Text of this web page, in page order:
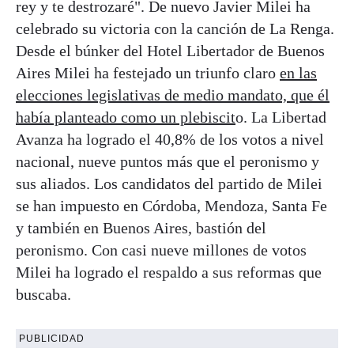
rey y te destrozaré". De nuevo Javier Milei ha
celebrado su victoria con la canción de La Renga.
Desde el búnker del Hotel Libertador de Buenos
Aires Milei ha festejado un triunfo claro en las
elecciones legislativas de medio mandato, que él
había planteado como un plebiscito. La Libertad
Avanza ha logrado el 40,8% de los votos a nivel
nacional, nueve puntos más que el peronismo y
sus aliados. Los candidatos del partido de Milei
se han impuesto en Córdoba, Mendoza, Santa Fe
y también en Buenos Aires, bastión del
peronismo. Con casi nueve millones de votos
Milei ha logrado el respaldo a sus reformas que
buscaba.
PUBLICIDAD